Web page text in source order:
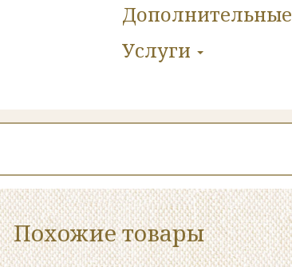
Дополнительные
Услуги
Похожие товары